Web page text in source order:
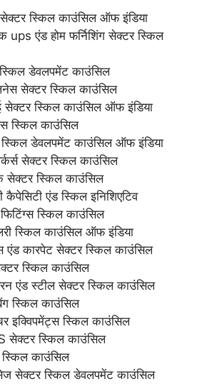
स्किल काउंसिल ऑफ इंडिया
ups एंड होम फर्निशिंग सेक्टर स्किल
डेवलपमेंट काउंसिल
सेक्टर स्किल काउंसिल
सेक्टर स्किल काउंसिल ऑफ इंडिया
स्किल काउंसिल
डेवलपमेंट काउंसिल ऑफ इंडिया
सेक्टर स्किल काउंसिल
सेक्टर स्किल काउंसिल
कैपेसिटी एंड स्किल इनिशिएटिव
स्किल काउंसिल
स्किल काउंसिल ऑफ इंडिया
एंड कारपेट सेक्टर स्किल काउंसिल
स्किल काउंसिल
एंड स्टील सेक्टर स्किल काउंसिल
स्किल काउंसिल
इक्विपमेंट्स स्किल काउंसिल
सेक्टर स्किल काउंसिल
काउंसिल
सेक्टर स्किल डेवलपमेंट काउंसिल